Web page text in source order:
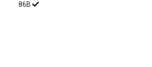
86В